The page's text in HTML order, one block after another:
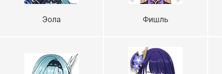
Эола Фишль